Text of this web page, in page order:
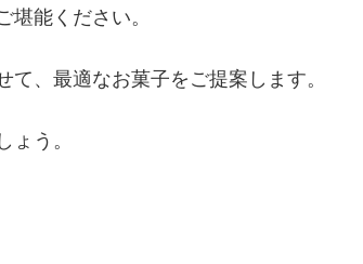
能ください。
、最適なお菓子をご提案します。
う。